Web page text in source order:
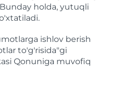
holda, yutuqli
ishlov berish
to'g'risida"gi
Qonuniga muvofiq